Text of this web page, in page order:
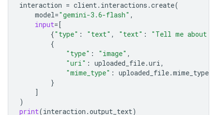
interaction = client. interactions .create(
model="gemini-3.6-flash" ,
input=[
{"type" : "text" , "text" :
"Tell me about
{
"type" : "image" ,
"uri" : uploaded_file.uri,
"mime_type" : uploaded_file.mime_type
}
]
)
print(interaction .output_text)